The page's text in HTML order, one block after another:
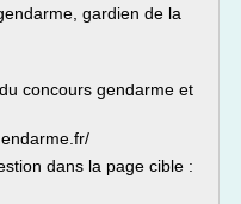
gardien de la
concours gendarme et
dans la page cible :